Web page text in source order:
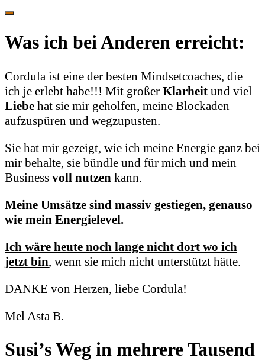
Was ich bei Anderen erreicht:
Cordula ist eine der besten Mindsetcoaches, die
ich je erlebt habe!!! Mit großer Klarheit und viel
Liebe hat sie mir geholfen, meine Blockaden
aufzuspüren und wegzupusten.
Sie hat mir gezeigt, wie ich meine Energie ganz bei
mir behalte, sie bündle und für mich und mein
Business voll nutzen kann.
Meine Umsätze sind massiv gestiegen, genauso
wie mein Energielevel.
Ich wäre heute noch lange nicht dort wo ich
jetzt bin, wenn sie mich nicht unterstützt hätte.
DANKE von Herzen, liebe Cordula!
Mel Asta B.
Susi’s Weg in mehrere Tausend